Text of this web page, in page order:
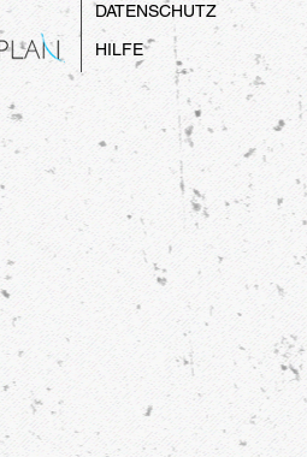
DATENSCHUTZ
HILFE